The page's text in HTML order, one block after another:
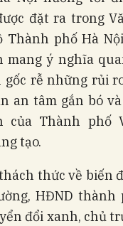
đặt ra trong
Thành phố Hà
mang ý nghĩa
gốc rễ những rủi
an tâm gắn bó
của Thành phố
tạo.
thức về biến
HĐND thành
đổi xanh, chủ